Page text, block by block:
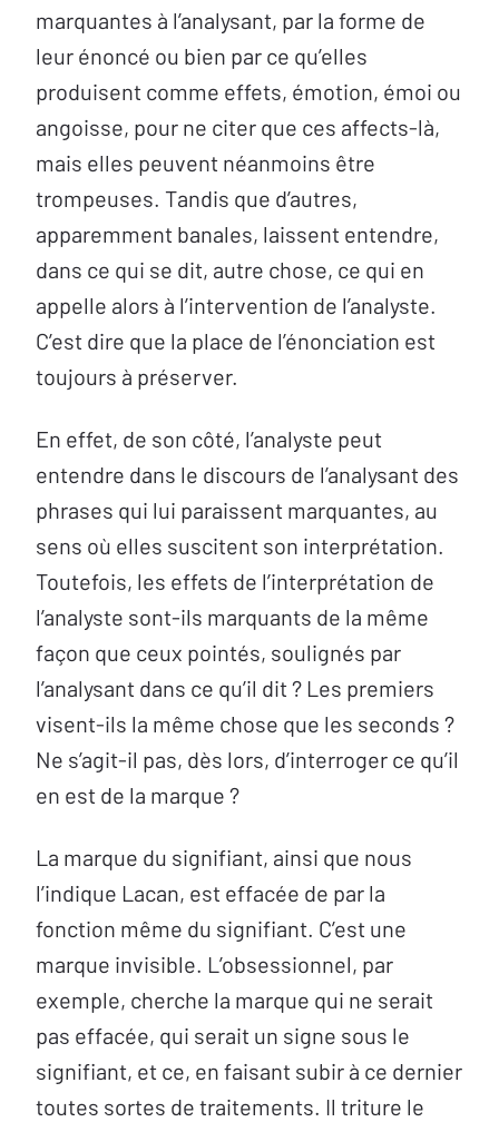
marquantes à l’analysant, par la forme de
leur énoncé ou bien par ce qu’elles
produisent comme effets, émotion, émoi ou
angoisse, pour ne citer que ces affects-là,
mais elles peuvent néanmoins être
trompeuses. Tandis que d’autres,
apparemment banales, laissent entendre,
dans ce qui se dit, autre chose, ce qui en
appelle alors à l’intervention de l’analyste.
C’est dire que la place de l’énonciation est
toujours à préserver.
En effet, de son côté, l’analyste peut
entendre dans le discours de l’analysant des
phrases qui lui paraissent marquantes, au
sens où elles suscitent son interprétation.
Toutefois, les effets de l’interprétation de
l’analyste sont-ils marquants de la même
façon que ceux pointés, soulignés par
l’analysant dans ce qu’il dit ? Les premiers
visent-ils la même chose que les seconds ?
Ne s’agit-il pas, dès lors, d’interroger ce qu’il
en est de la marque ?
La marque du signifiant, ainsi que nous
l’indique Lacan, est effacée de par la
fonction même du signifiant. C’est une
marque invisible. L’obsessionnel, par
exemple, cherche la marque qui ne serait
pas effacée, qui serait un signe sous le
signifiant, et ce, en faisant subir à ce dernier
toutes sortes de traitements. Il triture le